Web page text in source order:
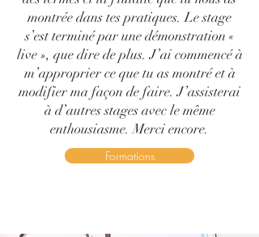
montrée dans tes pratiques. Le stage
s’est terminé par une démonstration «
live », que dire de plus. J’ai commencé à
m’approprier ce que tu as montré et à
modifier ma façon de faire. J’assisterai
à d’autres stages avec le même
enthousiasme. Merci encore.
Formations